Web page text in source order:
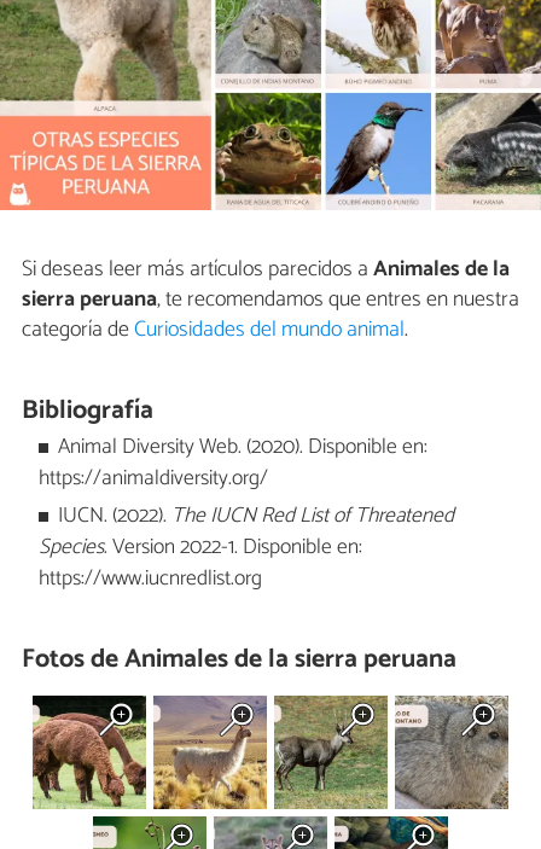
Si deseas leer más artículos parecidos aAnimales de la
sierra peruana, te recomendamos que entres en nuestra
categoría deCuriosidades del mundo animal.
Bibliografía
Animal Diversity Web. (2020). Disponible en:
https://animaldiversity.org/
IUCN. (2022). The IUCN Red List of Threatened
Species. Version 2022-1. Disponible en:
https://www.iucnredlist.org
Fotos de Animales de la sierra peruana